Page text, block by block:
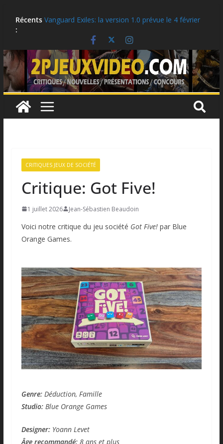
Récents
:
LEGO: Vous pouvez obtenir ces récompenses
Vanguard Exiles: la version 1.0 prévue le 4 février
2027
Ubisoft célèbre le 25e anniversaire de Tom
Clancy’s Ghost Recon
Critique: Kusan: City of Wolves
Moonlighter 2, la version 1.0 est prévue pour le 2
septembre!
CRITIQUES JEUX DE SOCIÉTÉ
Critique: Got Five!
1 juillet 2026 Jean-Sébastien Beaudoin
Voici notre critique du jeu société Got Five! par Blue
Orange Games.
Genre: Déduction, Famille
Studio: Blue Orange Games
Designer: Yoann Levet
Âge recommandé:8 ans et plus